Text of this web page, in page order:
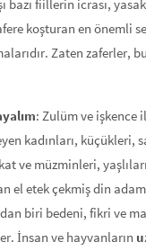
bazı fiillerin icrası,
koşturan en önemli
Zaten zaferler,
: Zulüm ve işkence
kadınları, küçükleri,
ve müzminleri,
el etek çekmiş din
biri bedeni, fikri ve
İnsan ve hayvanların